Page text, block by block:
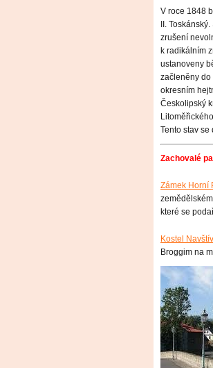
V roce 1848
II.
zrušení
k radikálním
ustanoveny
začleněny
okresním
Českolipský
Tento stav
Zachovalé
Zámek Horní
které se
Kostel
Broggim na